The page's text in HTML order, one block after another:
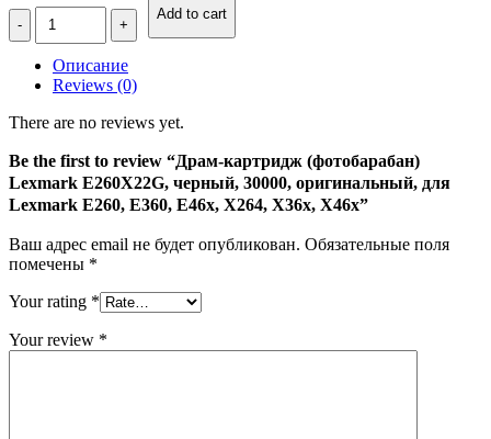
Количество
Драм-
(фотобарабан)
Lexmark
E260X22G,
черный,
30000,
оригинальный,
для
Lexmark
E360,
E46x,
X264,
X36x,
X46x
Add to cart
Описание
Reviews (0)
There are no reviews yet.
Be the first to review “Драм-картридж (фотобарабан)
Lexmark E260X22G, черный, 30000, оригинальный, для
Lexmark E260, E360, E46x, X264, X36x, X46x”
Ваш адрес email не будет опубликован. Обязательные поля
помечены *
Your rating *
Your review *